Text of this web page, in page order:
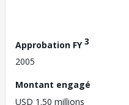
Approbation FY3
2005
Montant engagé
USD 1.50 millions